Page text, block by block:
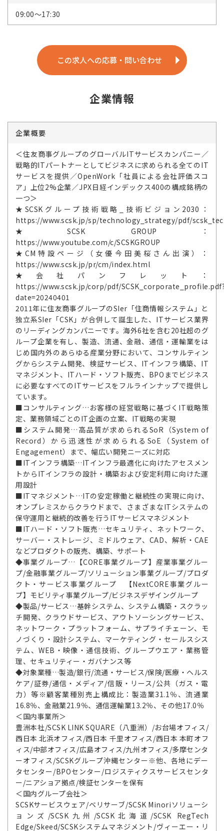
09:00～17:30
この求人への応募・問い合わせ
企業情報
企業概要
＜住友商事グループのグローバルITサービスカンパニー／
戦略的ITパートナーとしてビジネスに求められる全てのIT
サービスを提供／OpenWork「社員による会社評価スコ
ア」上位2%企業／JPX日経インデックス400の構成銘柄の
一つ＞
★SCSKグループ技術戦略_技術ビジョン2030：
https://www.scsk.jp/sp/technology_strategy/pdf/
★SCSK GROUP：
https://www.youtube.com/c/SCSKGROUP
★CM特設ページ（女優今田美桜さん出演）：
https://www.scsk.jp/pr/cm/index.html
★会社パンフレット：
https://www.scsk.jp/corp/pdf/
date=20240401
2011年に住友商事グループのSIer「住商情報システム」と
独立系SIer「CSK」が合併して誕生した、ITサービス業界
のリーディングカンパニーです。海外6社を含む20社超のグ
ループ企業を有し、製造、流通、金融、通信・運輸業をは
じめ国内外のあらゆる産業分野において、コンサルティン
グからシステム開発、検証サービス、ITインフラ構築、IT
マネジメント、ITハード・ソフト販売、BPOまでビジネス
に必要なすべてのITサービスをフルラインナップで提供し
ています。
■コンサルティング…お客様の経営戦略に基づくIT戦略策
定、業務領域ごとのIT企画の立案、IT戦略の実現
■システム開発…高品質が求められるSoR（System of
Record）から迅速性が求められるSoE（System of
Engagement）まで、幅広い開発ニーズに対応
■ITインフラ構築…ITインフラ最適化に向けたアセスメン
トからITインフラの設計・構築および安定利用に向けた運
用設計
■ITマネジメント…ITの安定稼働と継続性の実現に向け、
オンプレミスからクラウドまで、さまざまなITシステムの
保守運用と継続的改善を行うITサービスマネジメント
■ITハード・ソフト販売…セキュリティ、ネットワーク、
サーバー・ストレージ、ミドルウェア、CAD、解析・CAE
などプロダクトの販売、構築、サポート
◆事業グループ…【CORE事業グループ】産業事業グルー
プ/金融事業グループ/ソリューション事業グループ/プロダ
クト・サービス事業グループ 【NextCORE事業グルー
プ】モビリティ事業グループ/ビジネスデザイングループ
◆製品/サービス…基幹システム、システム構築・スクラッ
チ開発、クラウドサービス、アウトソーシングサービス、
ネットワーク・プラットフォーム、サプライチェーン、モ
ノづくり・設計システム、マーケティング・セールスシス
テム、WEB・映像・通信技術、グループウエア・業務管
理、セキュリティー・ガバナンス等
◆対象業種…製造/銀行/流通・サービス/保険/医療・ヘルス
ケア/証券/通信・メディア/信販・リース/公共（ガス・電
力）等※顧客業種別売上構成比：製造業31.1％、流通業
16.8％、金融業21.9％、通信運輸業13.2％、その他17.0％
＜国内事業所＞
豊洲本社/SCSK LINK SQUARE（八重洲）/お台場オフィス/
西日本 北浜オフィス/西日本 千里オフィス/西日本 本町オフ
ィス/中部オフィス/広島オフィス/九州オフィス/多摩センタ
ーオフィス/SCSKグループ沖縄センター※他、各地にデー
タセンター/BPOセンター/ロジスティクスサービスセンタ
ー/ニアショア拠点/検証センターを保有
＜国内グループ会社＞
SCSKサービスウェア/ベリサーブ/SCSK Minoriソリューシ
ョンズ/SCSK九州/SCSK北海道/SCSK RegTech
Edge/Skeed/SCSKシステムマネジメント/ヴィーエー・リ